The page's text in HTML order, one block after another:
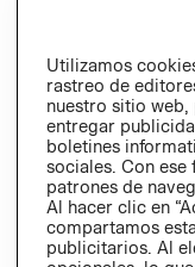
Utilizamos
rastreo de
nuestro sitio web,
entregar
boletines
sociales. Con
patrones de
Al hacer clic en
compartamos
publicitarios. Al